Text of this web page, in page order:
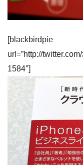
[blackbirdpie
url=”http://
1584″]